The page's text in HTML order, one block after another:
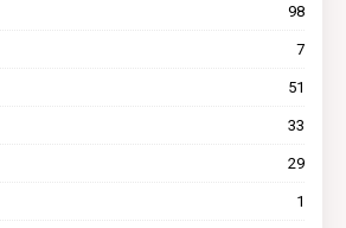
98
7
51
33
29
1